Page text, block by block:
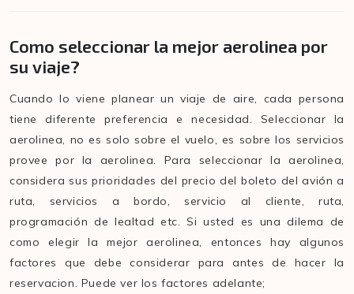
Como seleccionar la mejor aerolinea por
su viaje?
Cuando lo viene planear un viaje de aire, cada persona
tiene diferente preferencia e necesidad. Seleccionar la
aerolinea, no es solo sobre el vuelo, es sobre los servicios
provee por la aerolinea. Para seleccionar la aerolinea,
considera sus prioridades del precio del boleto del avión a
ruta, servicios a bordo, servicio al cliente, ruta,
programación de lealtad etc. Si usted es una dilema de
como elegir la mejor aerolinea, entonces hay algunos
factores que debe considerar para antes de hacer la
reservacion. Puede ver los factores adelante;